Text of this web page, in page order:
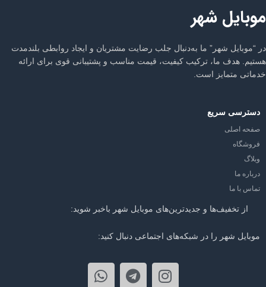
موبایل شهر
در “موبایل شهر” ما به‌دنبال جلب رضایت مشتریان و ایجاد روابطی بلندمدت
هستیم. هدف ما، ترکیب کیفیت، قیمت مناسب و پشتیبانی قوی برای ارائه
خدماتی متمایز است.
دسترسی سریع
صفحه اصلی
فروشگاه
وبلاگ
درباره ما
تماس با ما
از تخفیف‌ها و جدیدترین‌های موبایل شهر باخبر شوید:
موبایل شهر را در شبکه‌های اجتماعی دنبال کنید: